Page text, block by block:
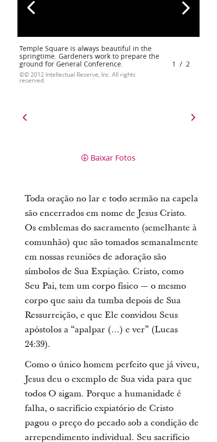
Temple Square is always beautiful in the
springtime. Gardeners work to prepare the
ground for General Conference.
© 2012 Intellectual Reserve, Inc. All rights
reserved.
1 / 2
Baixar Fotos
Toda oração no lar e todo sermão na capela
são encerrados em nome de Jesus Cristo.
Os emblemas do sacramento (semelhante à
comunhão) que são tomados semanalmente
em nossas reuniões de adoração são
símbolos de Sua Expiação. Cristo, como
Seu Pai, tem um corpo físico — o mesmo
corpo que saiu da tumba depois de Sua
Ressurreição, e que Ele convidou Seus
apóstolos a “apalpar (…) e ver” (Lucas
24:39).
Como o único homem perfeito que já viveu,
Jesus deu o exemplo de Sua vida para que
todos O sigam. Porque a humanidade é
falha, o sacrifício expiatório de Cristo
pagou o preço do pecado sob a condição de
arrependimento individual. Seu sacrifício